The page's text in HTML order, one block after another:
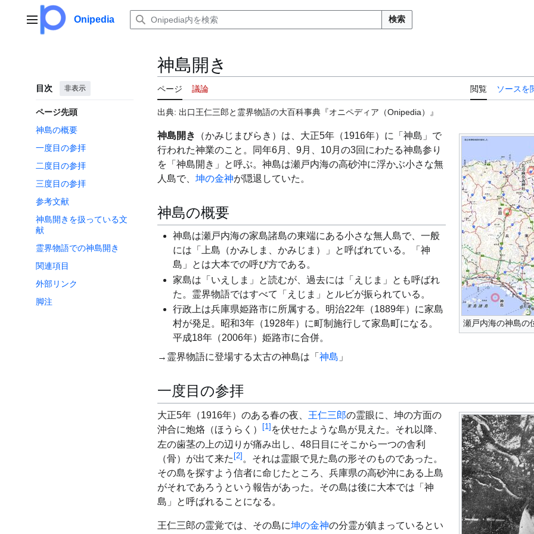
メインメニューOnipedia 検索
目次 非表示
ページ先頭
神島の概要
一度目の参拝
二度目の参拝
三度目の参拝
参考文献
神島開きを扱っている文
献
霊界物語での神島開き
関連項目
外部リンク
脚注
神島開き
ページ 議論 閲覧 ソースを
出典: 出口王仁三郎と霊界物語の大百科事典『オニペディア（Onipedia）』
瀬戸内海の神島の
神島開き
（かみじまびらき）は、大正5年（1916年）に「神島」で
行われた神業のこと。同年6月、9月、10月の3回にわたる神島参り
を「神島開き」と呼ぶ。神島は瀬戸内海の高砂沖に浮かぶ小さな無
人島で、 坤の金神が隠退していた。
神島の概要
神島は瀬戸内海の家島諸島の東端にある小さな無人島で、一般
には「上島（かみしま、かみじま）」と呼ばれている。「神
島」とは大本での呼び方である。
家島は「いえしま」と読むが、過去には「えじま」とも呼ばれ
た。霊界物語ではすべて「えじま」とルビが振られている。
行政上は兵庫県姫路市に所属する。明治22年（1889年）に家島
村が発足。昭和3年（1928年）に町制施行して家島町になる。
平成18年（2006年）姫路市に合併。
→霊界物語に登場する太古の神島は「 神島 」
一度目の参拝
大正5年（1916年）のある春の夜、 王仁三郎の霊眼に、坤の方面の
沖合に炮烙（ほうらく）
[1] を伏せたような島が見えた。それ以降、
左の歯茎の上の辺りが痛み出し、48日目にそこから一つの舎利
（骨）が出て来た [2] 。それは霊眼で見た島の形そのものであった。
その島を探すよう信者に命じたところ、兵庫県の高砂沖にある上島
がそれであろうという報告があった。その島は後に大本では「神
島」と呼ばれることになる。
王仁三郎の霊覚では、その島に坤の金神の分霊が鎮まっているとい